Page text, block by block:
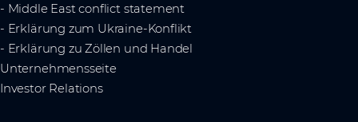
- Middle East conflict statement
- Erklärung zum Ukraine-Konflikt
- Erklärung zu Zöllen und Handel
Unternehmensseite
Investor Relations